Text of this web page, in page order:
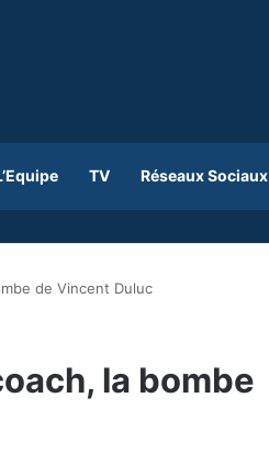
TV Réseaux Sociaux
de Vincent Duluc
la bombe